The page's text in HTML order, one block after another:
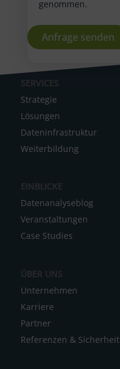
genommen.
A
l
t
t
i
v
e
SERVICES
Strategie
Lösungen
Dateninfrastruktur
Weiterbildung
EINBLICKE
Datenanalyseblog
Veranstaltungen
Case Studies
ÜBER UNS
Unternehmen
Karriere
Partner
Referenzen & Sicherheit